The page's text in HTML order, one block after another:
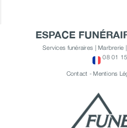
ESPACE
Services funéraires |
08 01
Contact -Mentions